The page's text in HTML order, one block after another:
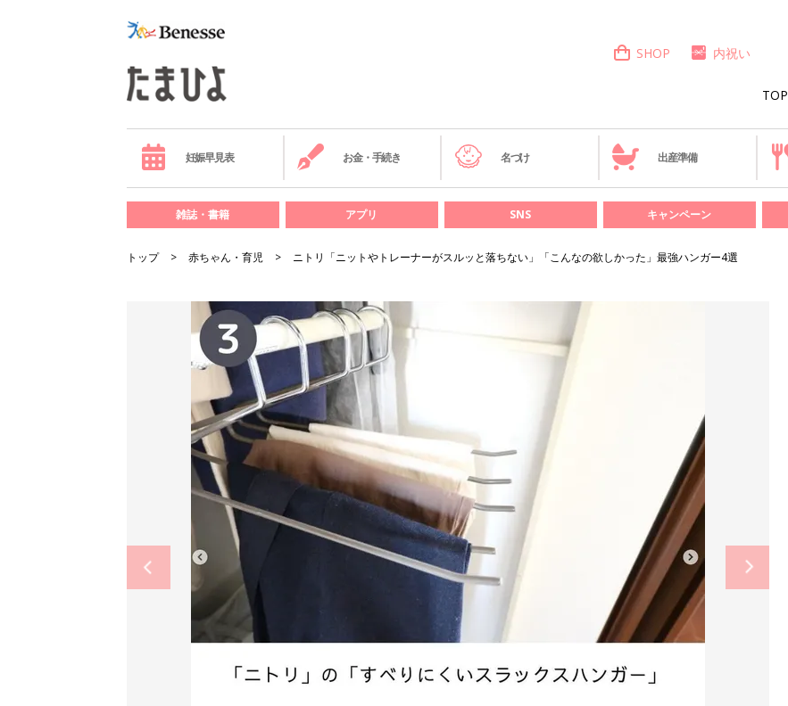
TOP
SHOP 内祝い
妊娠早見表 お金・手続き 名づけ 出産準備
雑誌・書籍 アプリ SNS キャンペーン
トップ 赤ちゃん・育児 ニトリ「ニットやトレーナーがスルッと落ちない」「こんなの欲しかった」最強ハンガー4選